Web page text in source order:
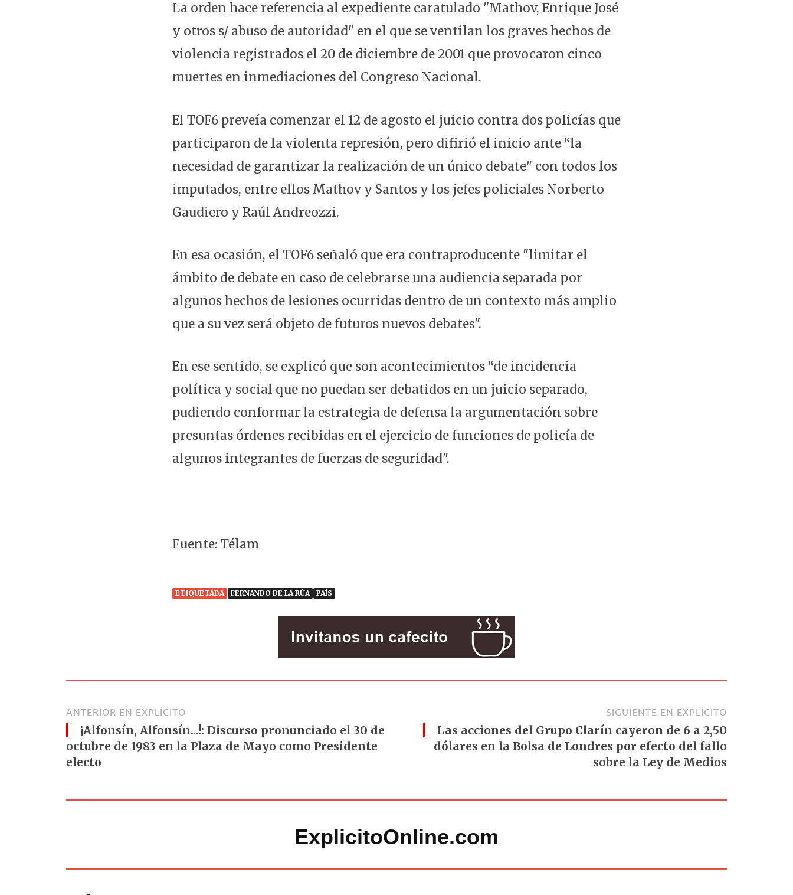
La orden hace referencia al expediente caratulado "Mathov, Enrique José
y otros s/ abuso de autoridad" en el que se ventilan los graves hechos de
violencia registrados el 20 de diciembre de 2001 que provocaron cinco
muertes en inmediaciones del Congreso Nacional.
El TOF6 preveía comenzar el 12 de agosto el juicio contra dos policías que
participaron de la violenta represión, pero difirió el inicio ante “la
necesidad de garantizar la realización de un único debate" con todos los
imputados, entre ellos Mathov y Santos y los jefes policiales Norberto
Gaudiero y Raúl Andreozzi.
En esa ocasión, el TOF6 señaló que era contraproducente "limitar el
ámbito de debate en caso de celebrarse una audiencia separada por
algunos hechos de lesiones ocurridas dentro de un contexto más amplio
que a su vez será objeto de futuros nuevos debates".
En ese sentido, se explicó que son acontecimientos “de incidencia
política y social que no puedan ser debatidos en un juicio separado,
pudiendo conformar la estrategia de defensa la argumentación sobre
presuntas órdenes recibidas en el ejercicio de funciones de policía de
algunos integrantes de fuerzas de seguridad".
Fuente: Télam
ETIQUETADA FERNANDO DE LA RÚA PAÍS
ANTERIOR EN EXPLÍCITO
¡Alfonsín, Alfonsín...!: Discurso pronunciado el 30 de
octubre de 1983 en la Plaza de Mayo como Presidente
electo
SIGUIENTE EN EXPLÍCITO
Las acciones del Grupo Clarín cayeron de 6 a 2,50
dólares en la Bolsa de Londres por efecto del fallo
sobre la Ley de Medios
ExplicitoOnline.com